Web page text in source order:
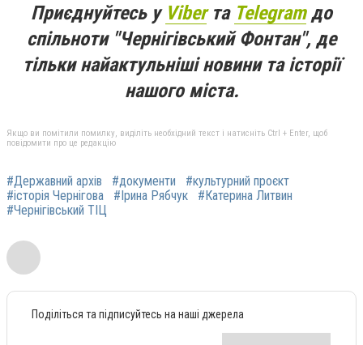
Приєднуйтесь у Viberта Telegramдо
спільноти "Чернігівський Фонтан", де
тільки найактульніші новини та історії
нашого міста.
Якщо ви помітили помилку, виділіть необхідний текст і натисніть Ctrl + Enter, щоб
повідомити про це редакцію
#Державний архів #документи
#культурний проєкт
#історія Чернігова
#Ірина Рябчук
#Катерина Литвин
#Чернігівський ТІЦ
Поділіться та підписуйтесь на наші джерела